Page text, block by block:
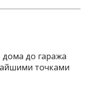
дома до гаража
точками